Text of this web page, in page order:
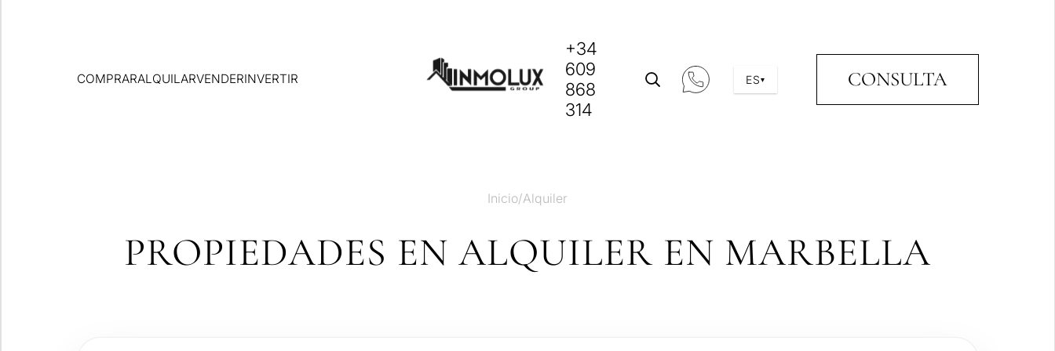
COMPRARALQUILARVENDERINVERTIR
+34
609
868
314
ES▾ CONSULTA
Inicio/Alquiler
PROPIEDADES EN ALQUILER EN MARBELLA